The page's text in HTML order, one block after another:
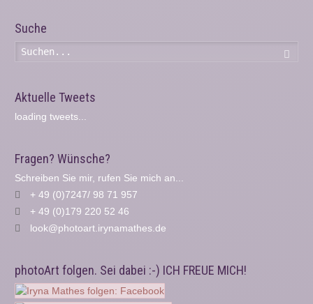
Suche
Aktuelle Tweets
loading tweets...
Fragen? Wünsche?
Schreiben Sie mir, rufen Sie mich an...
+ 49 (0)7247/ 98 71 957
+ 49 (0)179 220 52 46
look@photoart.irynamathes.de
photoArt folgen. Sei dabei :-) ICH FREUE MICH!